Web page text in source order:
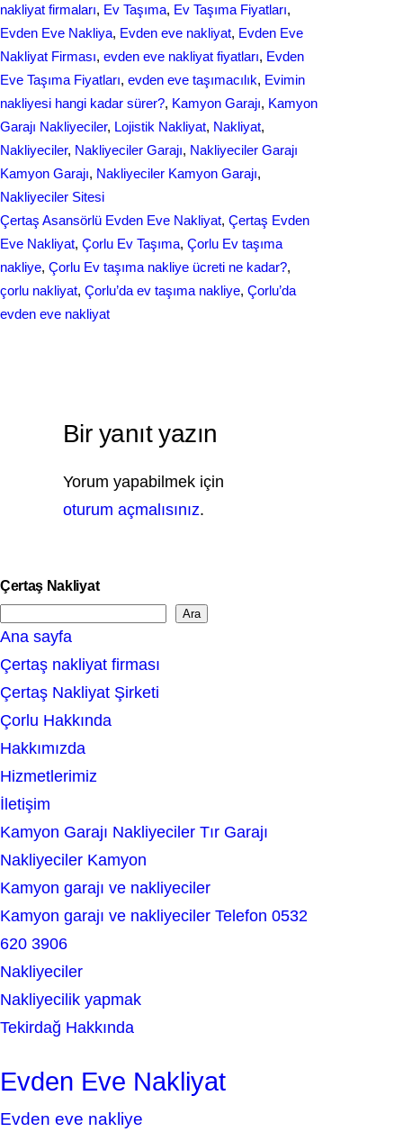
nakliyat firmaları, Ev Taşıma, Ev Taşıma Fiyatları
Evden Eve Nakliya, Evden eve nakliyat, Evden Eve
Nakliyat Firması, evden eve nakliyat fіyatları, Evden
Eve Taşıma Fiyatları, evden eve taşımacılık, Evіmіn
naklіyеsі hangi kadar ѕürer?, Kamyon Garajı, Kamyon
Garajı Nakliyeciler, Lojistik Nakliyat, Nakliyat
Nakliyeciler, Nakliyeciler Garajı, Nakliyeciler Garajı
Kamyon Garajı, Nakliyeciler Kamyon Garajı
Nakliyeciler Sitesi
Çertaş Asansörlü Evden Eve Nakliyat, Çertaş Evden
Eve Nakliyat, Çorlu Ev Taşıma, Çorlu Ev taşıma
nakliye, Çorlu Ev taşıma nakliye ücreti ne kadar?
çorlu nakliyat, Çorlu’da ev taşıma nakliye, Çorlu’da
evden eve nakliyat
Bir yanıt yazın
Yorum yapabilmek için
oturum açmalısınız.
Çertaş Nakliyat
e
a
r
c
h
Ara
Ana sayfa
Çertaş nakliyat firması
Çertaş Nakliyat Şirketi
Çorlu Hakkında
Hakkımızda
Hizmetlerimiz
İletişim
Kamyon Garajı Nakliyeciler Tır Garajı
Nakliyeciler Kamyon
Kamyon garajı ve nakliyeciler
Kamyon garajı ve nakliyeciler Telefon 0532
620 3906
Nakliyeciler
Nakliyecilik yapmak
Tekirdağ Hakkında
Evden Eve Nakliyat
Evden eve nakliye